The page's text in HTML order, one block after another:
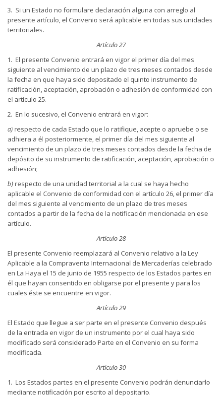
3. Si un Estado no formulare declaración alguna con arreglo al
presente artículo, el Convenio será aplicable en todas sus unidades
territoriales.
Artículo 27
1. El presente Convenio entrará en vigor el primer día del mes
siguiente al vencimiento de un plazo de tres meses contados desde
la fecha en que haya sido depositado el quinto instrumento de
ratificación, aceptación, aprobación o adhesión de conformidad con
el artículo 25.
2. En lo sucesivo, el Convenio entrará en vigor:
a)respecto de cada Estado que lo ratifique, acepte o apruebe o se
adhiera a él posteriormente, el primer día del mes siguiente al
vencimiento de un plazo de tres meses contados desde la fecha de
depósito de su instrumento de ratificación, aceptación, aprobación o
adhesión;
b)respecto de una unidad territorial a la cual se haya hecho
aplicable el Convenio de conformidad con el artículo 26, el primer día
del mes siguiente al vencimiento de un plazo de tres meses
contados a partir de la fecha de la notificación mencionada en ese
artículo.
Artículo 28
El presente Convenio reemplazará al Convenio relativo a la Ley
Aplicable a la Compraventa Internacional de Mercaderías celebrado
en La Haya el 15 de junio de 1955 respecto de los Estados partes en
él que hayan consentido en obligarse por el presente y para los
cuales éste se encuentre en vigor.
Artículo 29
El Estado que llegue a ser parte en el presente Convenio después
de la entrada en vigor de un instrumento por el cual haya sido
modificado será considerado Parte en el Convenio en su forma
modificada.
Artículo 30
1. Los Estados partes en el presente Convenio podrán denunciarlo
mediante notificación por escrito al depositario.